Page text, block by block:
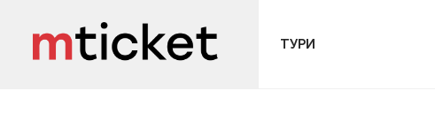
ТУРИ